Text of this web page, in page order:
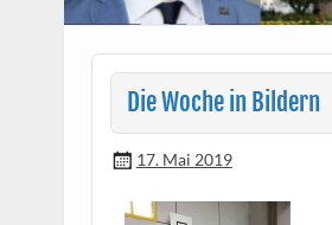
Die Woche in Bildern
17. Mai 2019